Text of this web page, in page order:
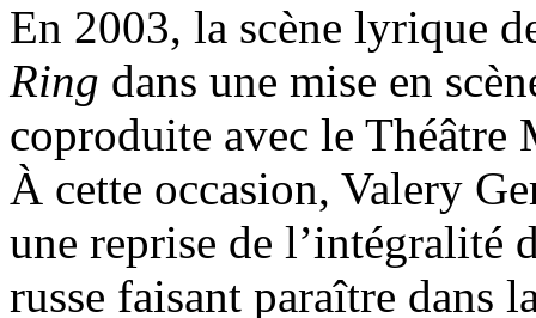
En 2003, la scène lyrique
Ring dans une mise en
coproduite avec le Théâtre
À cette occasion, Valery
une reprise de l’intégralité
russe faisant paraître dans